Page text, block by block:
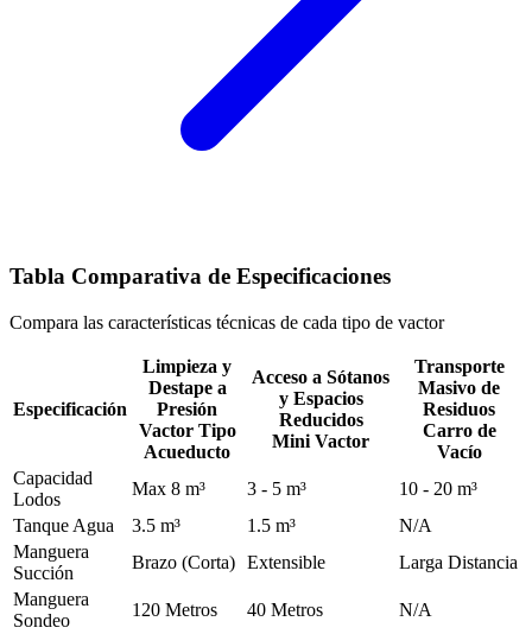
Tabla Comparativa de Especificaciones
Compara las características técnicas de cada tipo de vactor
Especificación
Limpieza y
Destape a
Presión
Vactor Tipo
Acueducto
Acceso a Sótanos
y Espacios
Reducidos
Mini Vactor
Transporte
Masivo de
Residuos
Carro de
Vacío
Capacidad
Lodos
Max 8 m³ 3 - 5 m³
10 - 20 m³
Tanque Agua
3.5 m³ 1.5 m³
N/A
Manguera
Succión
Brazo (Corta) Extensible
Larga Distancia
Manguera
Sondeo
120 Metros 40 Metros
N/A